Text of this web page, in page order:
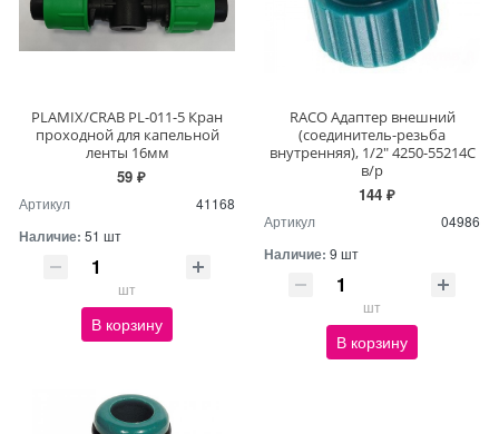
PLAMIX/CRAB PL-011-5 Кран
проходной для капельной
ленты 16мм
59 ₽
Артикул 41168
Наличие: 51 шт
шт
В корзину
RACO Адаптер внешний
(соединитель-резьба
внутренняя), 1/2" 4250-55214С
в/р
144 ₽
Артикул 04986
Наличие: 9 шт
шт
В корзину